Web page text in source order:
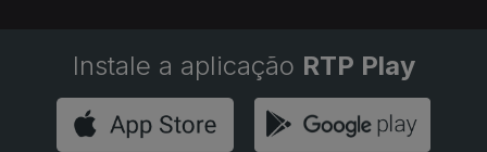
Instale a aplicação RTP Play